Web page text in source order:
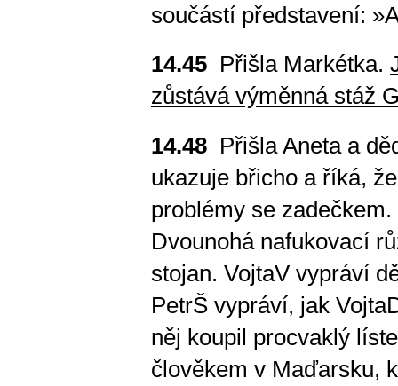
součástí představení:
14.45 Přišla Markétka.
zůstává výměnná stáž
14.48 Přišla Aneta a
ukazuje břicho a říká,
problémy se
Dvounohá nafukovací
stojan. VojtaV vypráví
PetrŠ vypráví, jak
něj koupil procvaklý
člověkem v Maďarsku,